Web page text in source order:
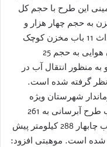
این طرح با حجم کل
مخزن به حجم چهار هزار و
350 مترمکعب احداث و بقیه از طریق احداث 11 باب مخزن کوچک
تامین خواهد شد. وی ادامه داد: یک مخزن هوایی به حجم 25
منظور انتقال آب در
نظر گرفته شده است.
شهرستان ویژه
چابهار گفت: طول کل لوله های انتقال آب طرح آبرسانی به 261
روستای دهستانهای تلنگ، پلان و پیرسهراب چابهار 288 کیلومتر پیش
آن اجرا شده است. موهبتی افزود: